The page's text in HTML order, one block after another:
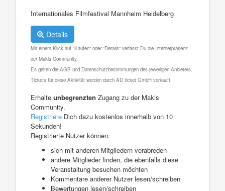
Internationales Filmfestival Mannheim Heidelberg
Details
Mit einem Klick auf "Kaufen" oder "Details" verlässt Du die Internetpräsenz
der Makis Community.
Es gelten die AGB und Datenschutzbestimmungen des jeweiligen Anbieters.
Tickets für diese Aktivität werden durch AD ticket GmbH verkauft.
Erhalte unbegrenzten Zugang zu der Makis
Community.
Registriere Dich dazu kostenlos innerhalb von 10
Sekunden!
Registrierte Nutzer können:
sich mit anderen Mitgliedern verabreden
andere Mitglieder finden, die ebenfalls diese
Veranstaltung besuchen möchten
Kommentare anderer Nutzer lesen/schreiben
Bewertungen lesen/schreiben